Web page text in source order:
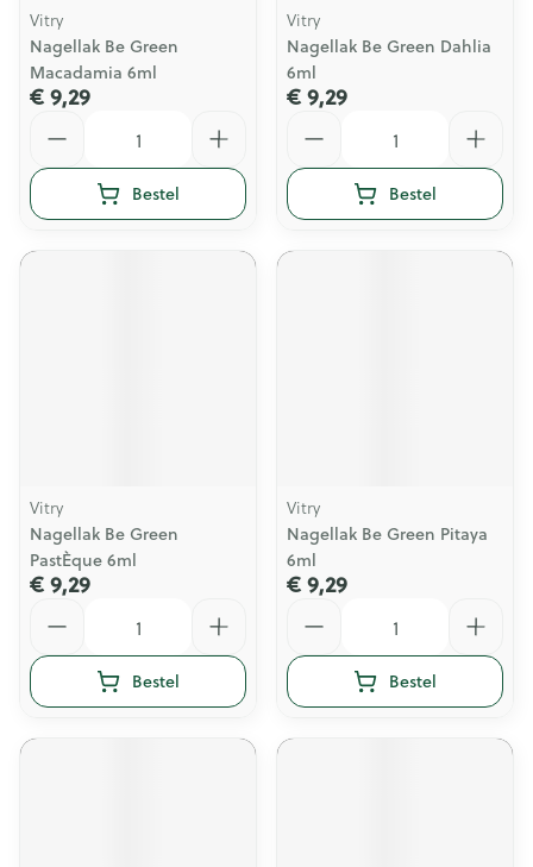
Vitry
Nagellak Be Green
Macadamia 6ml
€ 9,29
Bestel
Vitry
Nagellak Be Green Dahlia
6ml
€ 9,29
Bestel
Vitry
Nagellak Be Green
PastÈque 6ml
€ 9,29
Bestel
Vitry
Nagellak Be Green Pitaya
6ml
€ 9,29
Bestel